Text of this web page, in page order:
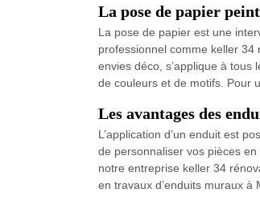
La pose de papier
La pose de papier est une
professionnel comme keller
envies déco, s’applique à
de couleurs et de motifs. Pour
Les avantages des
L’application d’un enduit est
de personnaliser vos pièces
notre entreprise keller 34
en travaux d’enduits muraux